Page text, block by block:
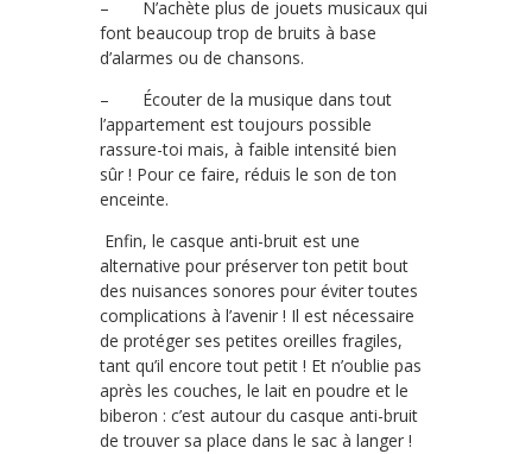
– N’achète plus de jouets musicaux qui
font beaucoup trop de bruits à base
d’alarmes ou de chansons.
– Écouter de la musique dans tout
l’appartement est toujours possible
rassure-toi mais, à faible intensité bien
sûr ! Pour ce faire, réduis le son de ton
enceinte.
Enfin, le casque anti-bruit est une
alternative pour préserver ton petit bout
des nuisances sonores pour éviter toutes
complications à l’avenir ! Il est nécessaire
de protéger ses petites oreilles fragiles,
tant qu’il encore tout petit ! Et n’oublie pas
après les couches, le lait en poudre et le
biberon : c’est autour du casque anti-bruit
de trouver sa place dans le sac à langer !